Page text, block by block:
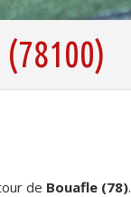
de Bouafle (78).